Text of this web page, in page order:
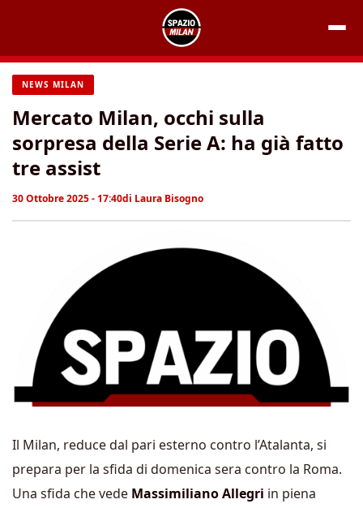
contenuto
NEWS MILAN
Mercato Milan, occhi sulla
sorpresa della Serie A: ha già fatto
tre assist
30 Ottobre 2025 - 17:40di Laura Bisogno
Il Milan, reduce dal pari esterno contro l’Atalanta, si
prepara per la sfida di domenica sera contro la Roma.
Una sfida che vede Massimiliano Allegri in piena